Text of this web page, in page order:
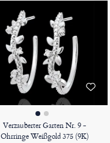
Verzauberter Garten Nr. 9 -
Ohrringe Weißgold 375 (9K)